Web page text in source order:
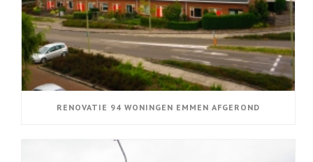
RENOVATIE 94 WONINGEN EMMEN AFGEROND